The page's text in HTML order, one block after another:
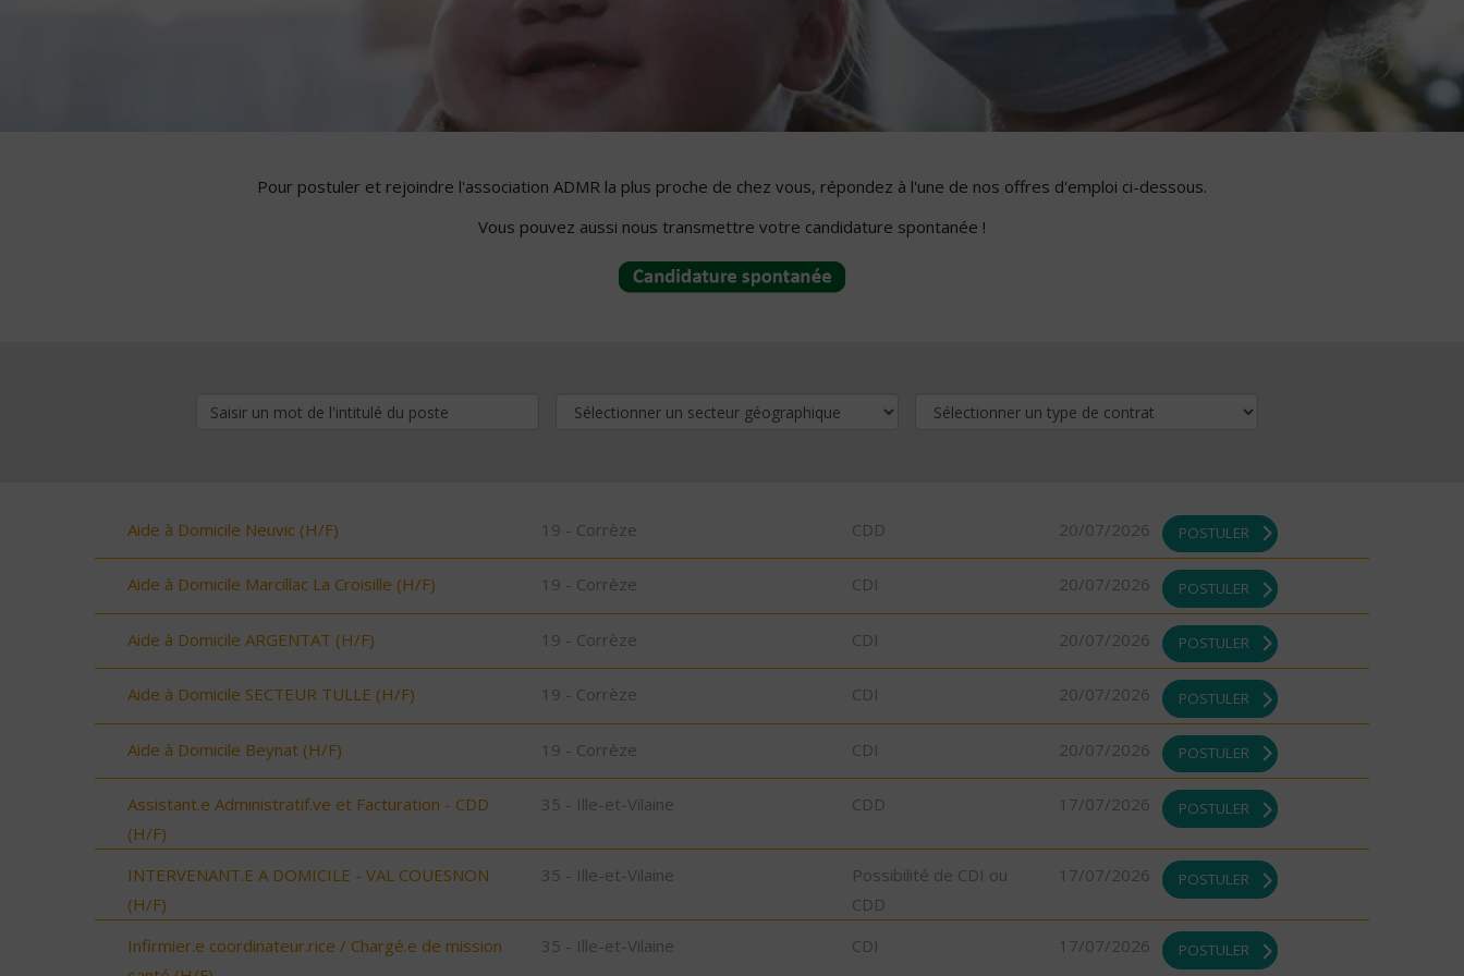
Pour postuler et rejoindre l'association ADMR la plus proche de chez vous, répondez à l'une de nos offres d'emploi ci-dessous.
Vous pouvez aussi nous transmettre votre candidature spontanée !
Aide à Domicile Neuvic (H/F) 19 - Corrèze CDD 20/07/2026 POSTULER
Aide à Domicile Marcillac La Croisille (H/F) 19 - Corrèze CDI 20/07/2026 POSTULER
Aide à Domicile ARGENTAT (H/F) 19 - Corrèze CDI 20/07/2026 POSTULER
Aide à Domicile SECTEUR TULLE (H/F) 19 - Corrèze CDI 20/07/2026 POSTULER
Aide à Domicile Beynat (H/F) 19 - Corrèze CDI 20/07/2026 POSTULER
Assistant.e Administratif.ve et Facturation - CDD
(H/F)
35 - Ille-et-Vilaine CDD 17/07/2026 POSTULER
INTERVENANT.E A DOMICILE - VAL COUESNON
(H/F)
35 - Ille-et-Vilaine
Possibilité de CDI ou
CDD
17/07/2026 POSTULER
Infirmier.e coordinateur.rice / Chargé.e de mission
35 - Ille-et-Vilaine CDI 17/07/2026 POSTULER